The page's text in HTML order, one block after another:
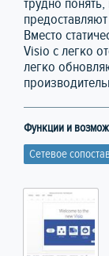
трудно
Вместо
Visio с легко
легко
Функции и
Сетевое